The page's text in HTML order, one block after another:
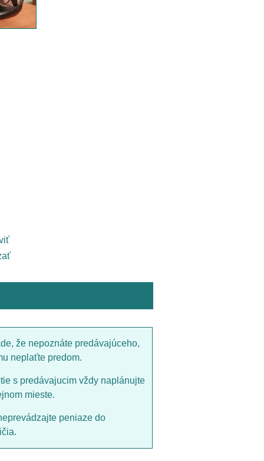
že nepoznáte predávajúceho,
neplaťte predom.
s predávajucim vždy naplánujte
mieste.
peniaze do